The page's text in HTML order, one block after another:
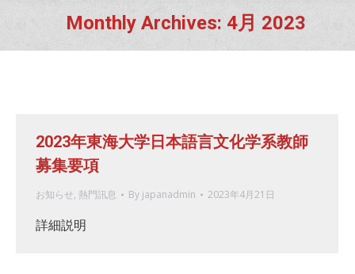
Monthly Archives: 4月 2023
You are here:
2023年東海大学日本語言文化学系教師
募集要項
お知らせ, 熱門訊息 By japanadmin 2023年4月21日
詳細説明